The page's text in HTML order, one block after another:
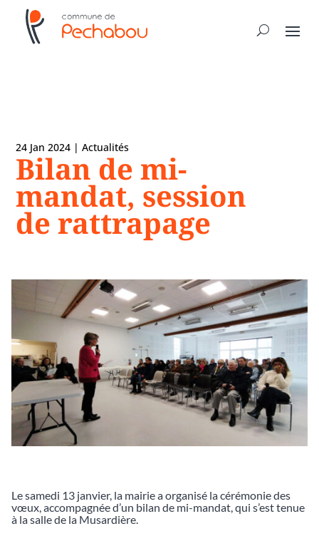
24 Jan 2024 |Actualités
Bilan de mi-
mandat, session
de rattrapage
Le samedi 13 janvier, la mairie a organisé la cérémonie des
vœux, accompagnée d’un bilan de mi-mandat, qui s’est tenue
à la salle de la Musardière.